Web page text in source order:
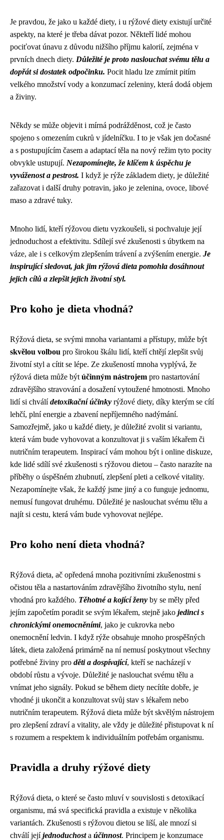
Je pravdou, že jako u každé diety, i u rýžové diety existují určité
aspekty, na které je třeba dávat pozor. Někteří lidé mohou
pociťovat únavu z důvodu nižšího příjmu kalorií, zejména v
prvních dnech diety. Důležité je proto naslouchat svému tělu a
dopřát si dostatek odpočinku. Pocit hladu lze zmírnit pitím
velkého množství vody a konzumací zeleniny, která dodá objem
a živiny.
Někdy se může objevit i mírná podrážděnost, což je často
spojeno s omezením cukrů v jídelníčku. I to je však jen dočasné
a s postupujícím časem a adaptací těla na nový režim tyto pocity
obvykle ustupují. Nezapomínejte, že klíčem k úspěchu je
vyváženost a pestrost. I když je rýže základem diety, je důležité
zařazovat i další druhy potravin, jako je zelenina, ovoce, libové
maso a zdravé tuky.
Mnoho lidí, kteří rýžovou dietu vyzkoušeli, si pochvaluje její
jednoduchost a efektivitu. Sdílejí své zkušenosti s úbytkem na
váze, ale i s celkovým zlepšením trávení a zvýšením energie. Je
inspirující sledovat, jak jim rýžová dieta pomohla dosáhnout
jejich cílů a zlepšit jejich životní styl.
Pro koho je dieta vhodná?
Rýžová dieta, se svými mnoha variantami a přístupy, může být
skvělou volbou pro širokou škálu lidí, kteří chtějí zlepšit svůj
životní styl a cítit se lépe. Ze zkušeností mnoha vyplývá, že
rýžová dieta může být účinným nástrojem pro nastartování
zdravějšího stravování a dosažení vytoužené hmotnosti. Mnoho
lidí si chválídetoxikační účinky rýžové diety, díky kterým se cítí
lehčí, plní energie a zbavení nepříjemného nadýmání.
Samozřejmě, jako u každé diety, je důležité zvolit si variantu,
která vám bude vyhovovat a konzultovat ji s vaším lékařem či
nutričním terapeutem. Inspirací vám mohou být i online diskuze,
kde lidé sdílí své zkušenosti s rýžovou dietou – často narazíte na
příběhy o úspěšném zhubnutí, zlepšení pleti a celkové vitality.
Nezapomínejte však, že každý jsme jiný a co funguje jednomu,
nemusí fungovat druhému. Důležité je naslouchat svému tělu a
najít si cestu, která vám bude vyhovovat nejlépe.
Pro koho není dieta vhodná?
Rýžová dieta, ač opředená mnoha pozitivními zkušenostmi s
očistou těla a nastartováním zdravějšího životního stylu, není
vhodná pro každého. Těhotné a kojící ženy by se měly před
jejím započetím poradit se svým lékařem, stejně jako jedinci s
chronickými onemocněními, jako je cukrovka nebo
onemocnění ledvin. I když rýže obsahuje mnoho prospěšných
látek, dieta založená primárně na ní nemusí poskytnout všechny
potřebné živiny pro děti a dospívající, kteří se nacházejí v
období růstu a vývoje. Důležité je naslouchat svému tělu a
vnímat jeho signály. Pokud se během diety necítíte dobře, je
vhodné ji ukončit a konzultovat svůj stav s lékařem nebo
nutričním terapeutem. Rýžová dieta může být skvělým nástrojem
pro zlepšení zdraví a vitality, ale vždy je důležité přistupovat k ní
s rozumem a respektem k individuálním potřebám organismu.
Pravidla a druhy rýžové diety
Rýžová dieta, o které se často mluví v souvislosti s detoxikací
organismu, má svá specifická pravidla a existuje v několika
variantách. Zkušenosti s rýžovou dietou se liší, ale mnozí si
chválí jejíjednoduchosta účinnost. Principem je konzumace